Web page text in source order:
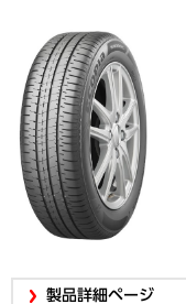
製品詳細ページ